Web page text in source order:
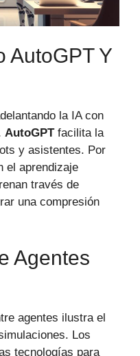
AutoGPT Y
la IA con
AutoGPTfacilita la
y asistentes. Por
el aprendizaje
través de
una compresión
Agentes
agentes ilustra el
Los
tecnologías para